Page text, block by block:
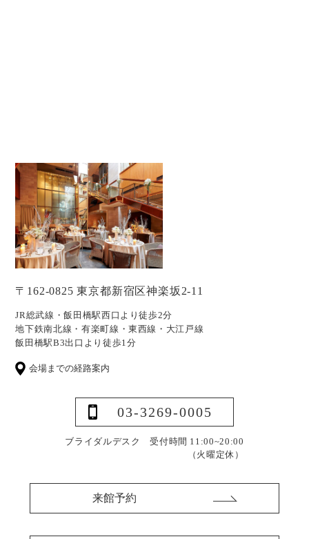
〒162-0825 東京都新宿区神楽坂2-11
JR総武線・飯田橋駅西口より徒歩2分
地下鉄南北線・有楽町線・東西線・大江戸線
飯田橋駅B3出口より徒歩1分
会場までの経路案内
03-3269-0005
ブライダルデスク 受付時間 11:00~20:00
（火曜定休）
来館予約